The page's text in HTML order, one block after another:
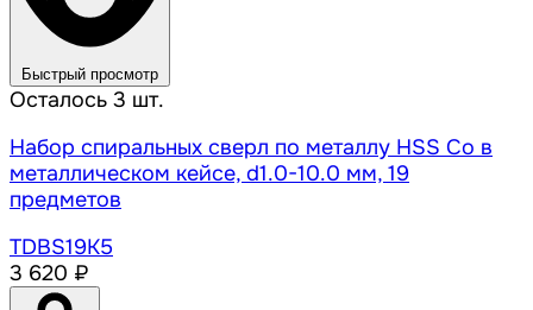
Быстрый просмотр
Осталось 3 шт.
Набор спиральных сверл по металлу HSS Co в
металлическом кейсе, d1.0-10.0 мм, 19
предметов
TDBS19K5
3 620 ₽